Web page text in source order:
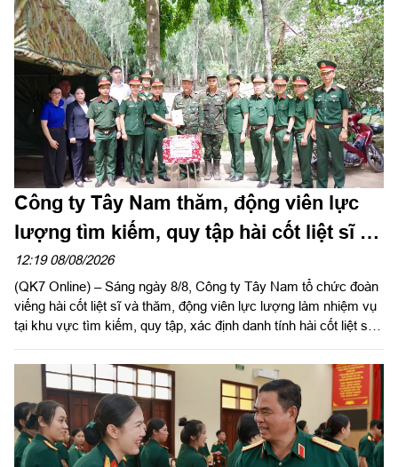
đúc niềm tự hào truyền thống và xây dựng bản lĩnh chính trị
vững vàng cho mỗi quân nhân.
Công ty Tây Nam thăm, động viên lực
lượng tìm kiếm, quy tập hài cốt liệt sĩ tại
công viên Lê Thị Riêng
12:19 08/08/2026
(QK7 Online) – Sáng ngày 8/8, Công ty Tây Nam tổ chức đoàn
viếng hài cốt liệt sĩ và thăm, động viên lực lượng làm nhiệm vụ
tại khu vực tìm kiếm, quy tập, xác định danh tính hài cốt liệt sĩ